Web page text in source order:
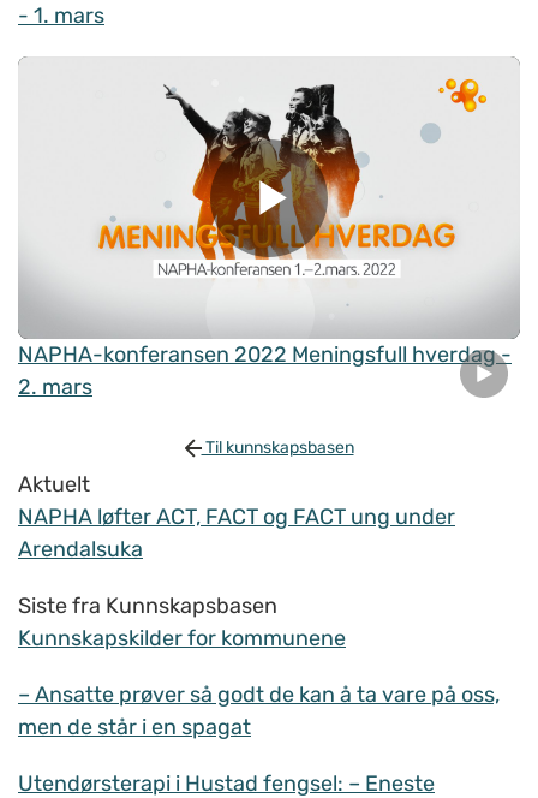
- 1. mars
NAPHA-konferansen 2022 Meningsfull hverdag -
2. mars
Til kunnskapsbasen
Aktuelt
NAPHA løfter ACT, FACT og FACT ung under
Arendalsuka
Siste fra Kunnskapsbasen
Kunnskapskilder for kommunene
– Ansatte prøver så godt de kan å ta vare på oss,
men de står i en spagat
Utendørsterapi i Hustad fengsel: – Eneste